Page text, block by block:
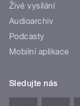
Živé vysílání
Audioarchiv
Podcasty
Mobilní aplikace
Sledujte nás